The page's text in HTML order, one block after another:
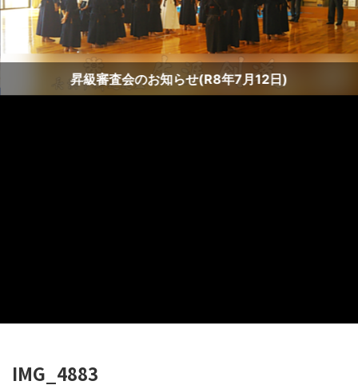
昇級審査会のお知らせ(R8年7月12日)
IMG_4883